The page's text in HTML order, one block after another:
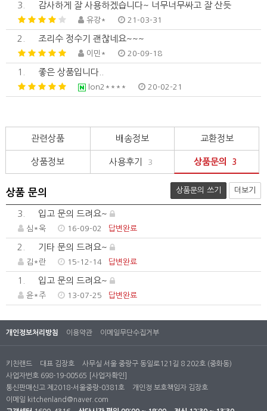
3. 감사하게 잘 사용하겠습니다~ 너무너무싸고 잘 산듯
유강* 21-03-31
2. 조리수 정수기 괜찮네요~~~
이민* 20-09-18
1. 좋은 상품입니다..
lon2**** 20-02-21
관련상품 배송정보 교환정보
상품정보 사용후기 3 상품문의 3
상품 문의 상품문의 쓰기 더보기
3. 입고 문의 드려요~
심*욱 16-09-02 답변완료
2. 기타 문의 드려요~
김*란 15-12-14 답변완료
1. 입고 문의 드려요~
윤*주 13-07-25 답변완료
개인정보처리방침 이용약관 이메일무단수집거부
키친랜드 대표 김장호
사무실 서울 중랑구 동일로121길 8 202호 (중화동)
사업자번호 698-19-00565
[사업자확인]
통신판매신고 제2018-서울중랑-0381호
개인정 보호책임자 김장호
이메일 kitchenland@naver.com